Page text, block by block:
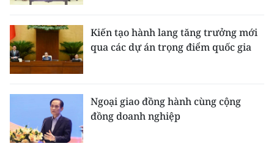
Nguyên
Đông Nam Bộ
Chuyên trang Hà Nội
Chuyên trang TP. Hồ Chí Minh
Kiến tạo hành lang tăng trưởng mới
qua các dự án trọng điểm quốc gia
Ngoại giao đồng hành cùng cộng
đồng doanh nghiệp